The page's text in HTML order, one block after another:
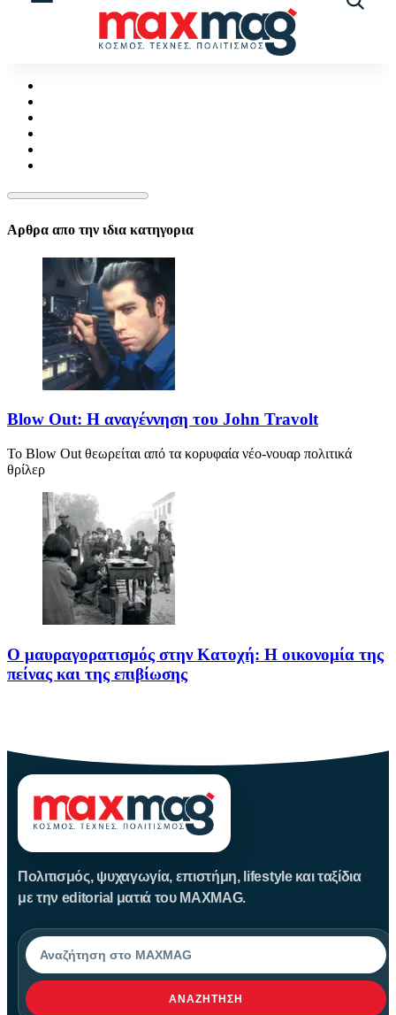
Αρθρα απο την ιδια κατηγορια
Blow Out: Η αναγέννηση του John Travolt
Το Blow Out θεωρείται από τα κορυφαία νέο-νουαρ πολιτικά
θρίλερ
Ο μαυραγορατισμός στην Κατοχή: Η οικονομία της
πείνας και της επιβίωσης
Πολιτισμός, ψυχαγωγία, επιστήμη, lifestyle και ταξίδια
με την editorial ματιά του MAXMAG.
Αναζήτηση
ΑΝΑΖΉΤΗΣΗ